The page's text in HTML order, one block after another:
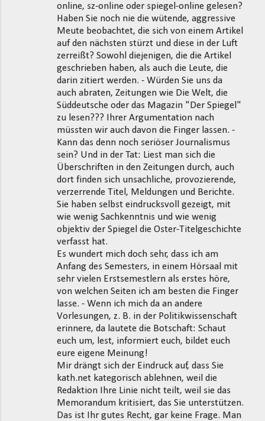
online, sz-online oder spiegel-online gelesen?
Haben Sie noch nie die wütende, aggressive
Meute beobachtet, die sich von einem Artikel
auf den nächsten stürzt und diese in der Luft
zerreißt? Sowohl diejenigen, die die Artikel
geschrieben haben, als auch die Leute, die
darin zitiert werden. - Würden Sie uns da
auch abraten, Zeitungen wie Die Welt, die
Süddeutsche oder das Magazin "Der Spiegel"
zu lesen??? Ihrer Argumentation nach
müssten wir auch davon die Finger lassen. -
Kann das denn noch seriöser Journalismus
sein? Und in der Tat: Liest man sich die
Überschriften in den Zeitungen durch, auch
dort finden sich unsachliche, provozierende,
verzerrende Titel, Meldungen und Berichte.
Sie haben selbst eindrucksvoll gezeigt, mit
wie wenig Sachkenntnis und wie wenig
objektiv der Spiegel die Oster-Titelgeschichte
verfasst hat.
Es wundert mich doch sehr, dass ich am
Anfang des Semesters, in einem Hörsaal mit
sehr vielen Erstsemestlern als erstes höre,
von welchen Seiten ich am besten die Finger
lasse. - Wenn ich mich da an andere
Vorlesungen, z. B. in der Politikwissenschaft
erinnere, da lautete die Botschaft: Schaut
euch um, lest, informiert euch, bildet euch
eure eigene Meinung!
Mir drängt sich der Eindruck auf, dass Sie
kath.net kategorisch ablehnen, weil die
Redaktion Ihre Linie nicht teilt, weil sie das
Memorandum kritisiert, das Sie unterstützen.
Das ist Ihr gutes Recht, gar keine Frage. Man